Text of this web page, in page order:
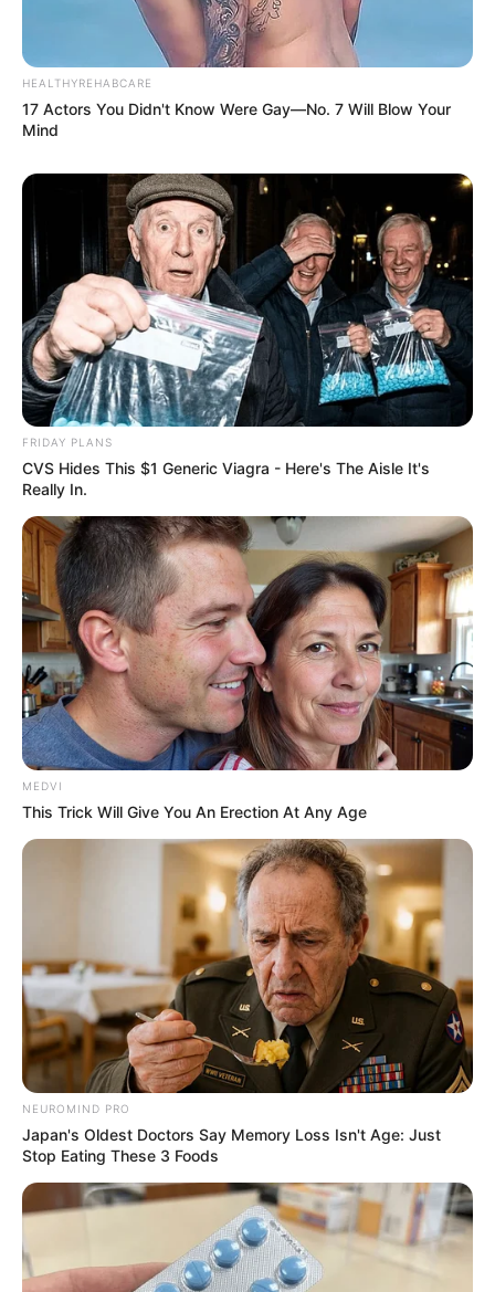
HEALTHYREHABCARE
17 Actors You Didn't Know Were Gay—No. 7 Will Blow Your
Mind
FRIDAY PLANS
CVS Hides This $1 Generic Viagra - Here's The Aisle It's
Really In.
MEDVI
This Trick Will Give You An Erection At Any Age
NEUROMIND PRO
Japan's Oldest Doctors Say Memory Loss Isn't Age: Just
Stop Eating These 3 Foods